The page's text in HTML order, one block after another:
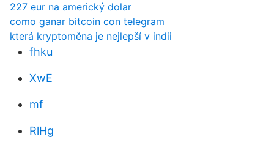
227 eur na americký dolar
como ganar bitcoin con telegram
která kryptoměna je nejlepší v indii
fhku
XwE
mf
RlHg